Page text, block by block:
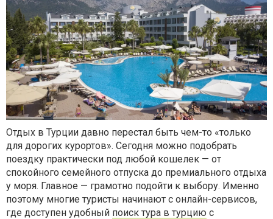
Отдых в Турции давно перестал быть чем-то «только
для дорогих курортов». Сегодня можно подобрать
поездку практически под любой кошелек — от
спокойного семейного отпуска до премиального отдыха
у моря. Главное — грамотно подойти к выбору. Именно
поэтому многие туристы начинают с онлайн-сервисов,
где доступен удобный поиск тура в турцию с